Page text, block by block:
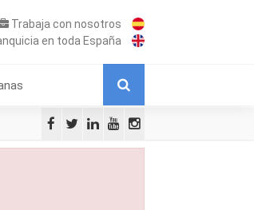
Trabaja con nosotros
en toda España